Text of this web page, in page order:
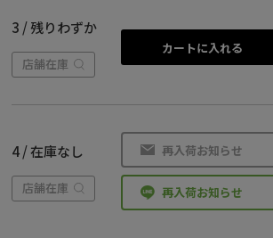
3 / 残りわずか
店舗在庫
カートに入れる
4 / 在庫なし
店舗在庫
再入荷お知らせ
再入荷お知らせ